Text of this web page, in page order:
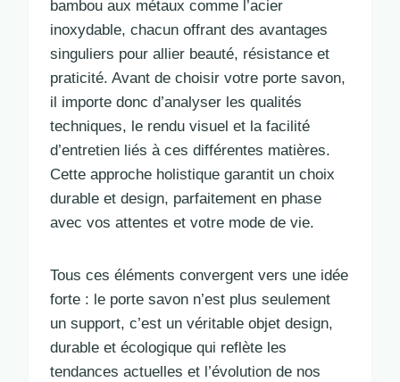
bambou aux métaux comme l’acier
inoxydable, chacun offrant des avantages
singuliers pour allier beauté, résistance et
praticité. Avant de choisir votre porte savon,
il importe donc d’analyser les qualités
techniques, le rendu visuel et la facilité
d’entretien liés à ces différentes matières.
Cette approche holistique garantit un choix
durable et design, parfaitement en phase
avec vos attentes et votre mode de vie.
Tous ces éléments convergent vers une idée
forte : le porte savon n’est plus seulement
un support, c’est un véritable objet design,
durable et écologique qui reflète les
tendances actuelles et l’évolution de nos